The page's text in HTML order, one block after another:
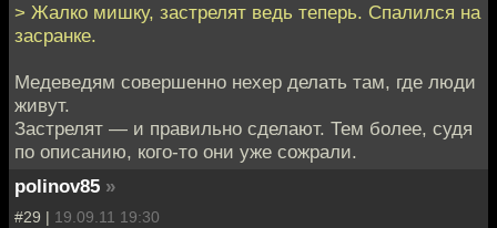
> Жалко мишку, застрелят ведь теперь. Спалился на
засранке.
Медеведям совершенно нехер делать там, где люди
живут.
Застрелят — и правильно сделают. Тем более, судя
по описанию, кого-то они уже сожрали.
polinov85 »
#29 | 19.09.11 19:30